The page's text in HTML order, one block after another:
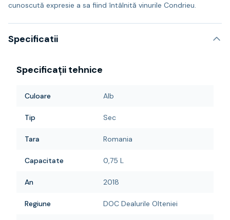
cunoscută expresie a sa fiind întâlnită vinurile Condrieu.
Specificatii
Specificații tehnice
Culoare Alb
Tip Sec
Tara Romania
Capacitate 0,75 L
An 2018
Regiune DOC Dealurile Olteniei